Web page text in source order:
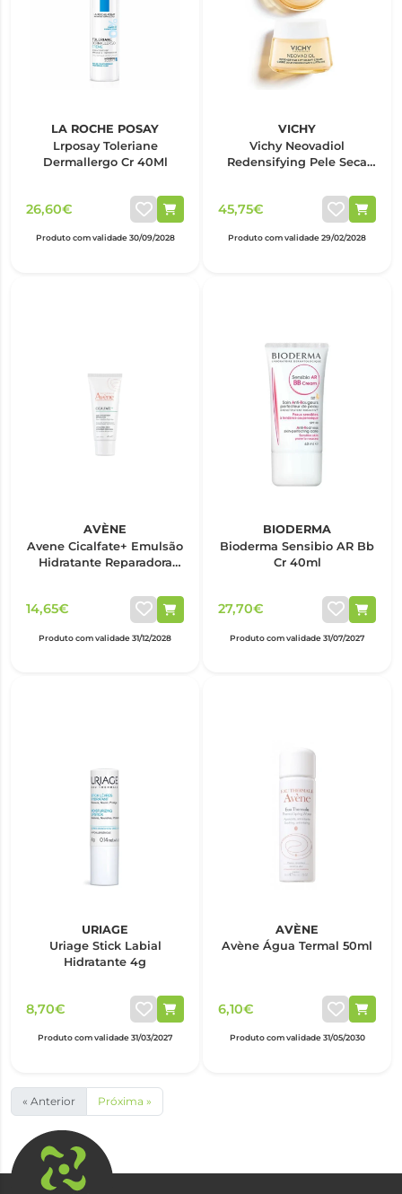
LA ROCHE POSAY
Lrposay Toleriane
Dermallergo Cr 40Ml
26,60€
Produto com validade 30/09/2028
VICHY
Vichy Neovadiol
Redensifying Pele Seca
45,75€
Produto com validade 29/02/2028
AVÈNE
Avene Cicalfate+ Emulsão
Hidratante Reparadora
14,65€
Produto com validade 31/12/2028
BIODERMA
Bioderma Sensibio AR Bb
Cr 40ml
27,70€
Produto com validade 31/07/2027
URIAGE
Uriage Stick Labial
Hidratante 4g
8,70€
Produto com validade 31/03/2027
AVÈNE
Avène Água Termal 50ml
6,10€
Produto com validade 31/05/2030
« Anterior Próxima »